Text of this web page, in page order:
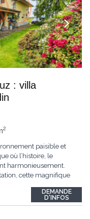
: villa
2
paisible et
où l’histoire, le
harmonieusement.
cette magnifique
instants, vous
DEMANDE
D'INFOS